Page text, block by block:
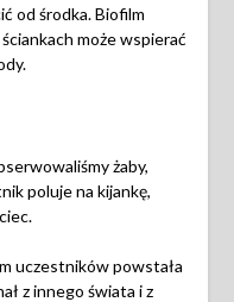
od środka. Biofilm
może wspierać
żaby,
poluje na kijankę,
uczestników powstała
z innego świata i z